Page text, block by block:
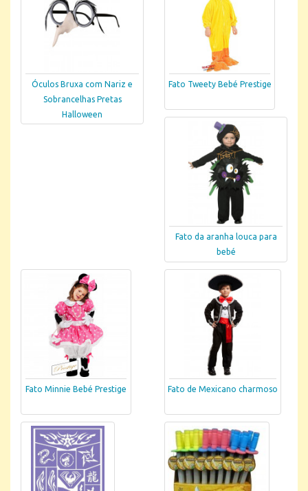
Óculos Bruxa com Nariz e
Sobrancelhas Pretas
Halloween
Fato Tweety Bebé Prestige
Fato da aranha louca para
bebé
Fato Minnie Bebé Prestige Fato de Mexicano charmoso